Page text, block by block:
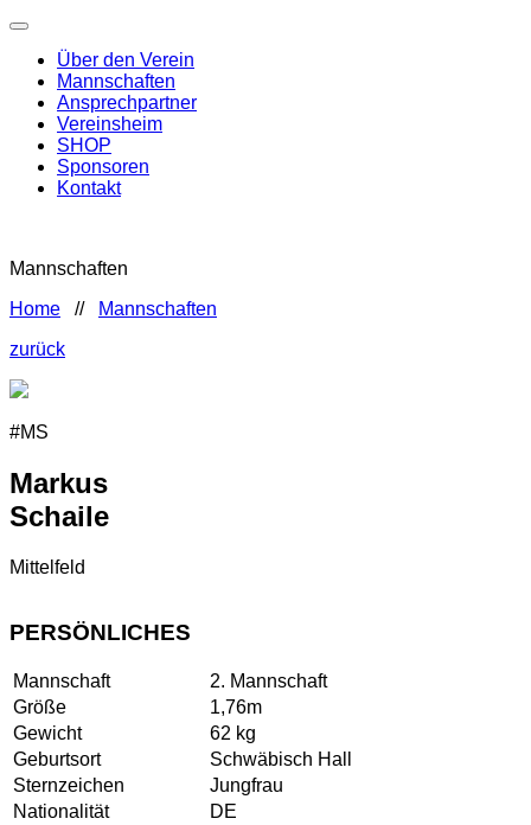
Über den Verein
Mannschaften
Ansprechpartner
Vereinsheim
SHOP
Sponsoren
Kontakt
Mannschaften
Home //
Mannschaften
zurück
#MS
Markus
Schaile
Mittelfeld
PERSÖNLICHES
Mannschaft
2. Mannschaft
Größe
1,76m
Gewicht
62 kg
Geburtsort
Schwäbisch Hall
Sternzeichen
Jungfrau
Nationalität
DE